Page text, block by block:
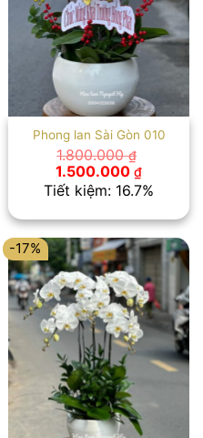
₫.
Phong lan Sài Gòn 010
1.800.000₫
Giá
gốc
là:
1.500.000 ₫Giá
hiện
tại
Tiết kiệm: 16.7%
-17%